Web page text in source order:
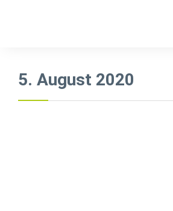
5. August 2020